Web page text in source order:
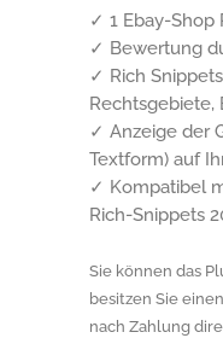
✓ 1 Ebay-Shop
✓ Bewertung
✓ Rich
Rechtsgebiete,
✓ Anzeige der
Textform) auf
✓ Kompatibel
Rich-Snippets
Sie können das
besitzen Sie
nach Zahlung